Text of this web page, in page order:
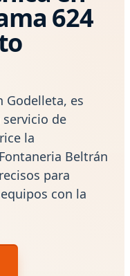
624
Godelleta, es
de
la
Beltrán
para
con la